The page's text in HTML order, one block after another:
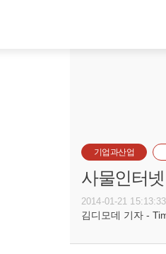
기업과산업
사물인터
2014-01-21 15:13:33
김디모데 기자 -